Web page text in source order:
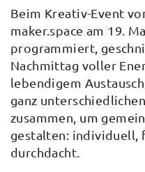
Beim Kreativ-Event
maker.space am 19.
programmiert,
Nachmittag voller
lebendigem
ganz
zusammen, um
gestalten: individuell,
durchdacht.